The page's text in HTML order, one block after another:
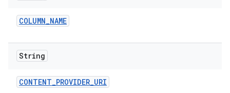
COLUMN_NAME
String
CONTENT_PROVIDER_URI